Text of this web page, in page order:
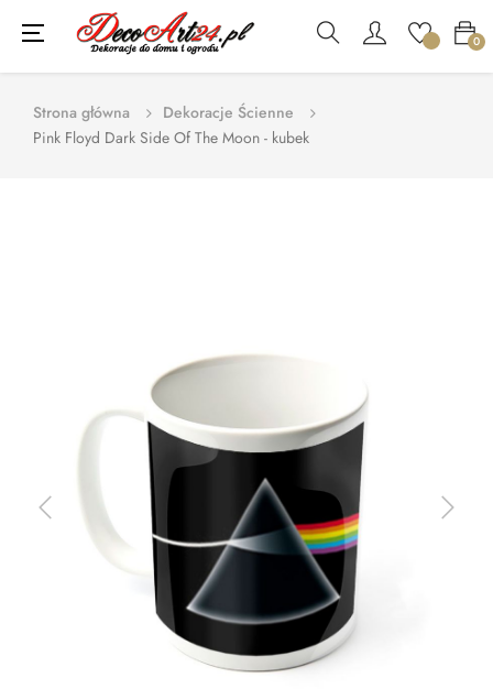
0
Toggle
navigation
☰
Strona główna
Dekoracje Ścienne
Pink Floyd Dark Side Of The Moon - kubek